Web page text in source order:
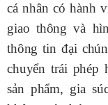
cá nhân có hành
giao thông và
thông tin đại
chuyển trái phép
sản phẩm, gia